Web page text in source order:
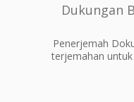
Dukungan
Penerjemah
terjemahan